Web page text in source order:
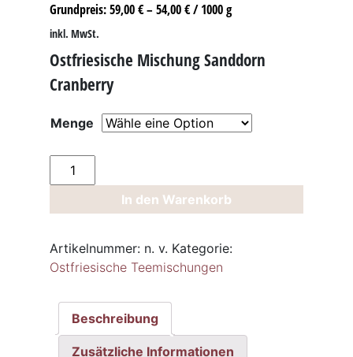
Grundpreis:59,00€– 54,00€/1000g
inkl. MwSt.
Ostfriesische Mischung Sanddorn
Cranberry
Menge
Ostfriesische
Mischung
Menge
In den Warenkorb
Artikelnummer: n. v. Kategorie:
Ostfriesische Teemischungen
Beschreibung
Zusätzliche Informationen